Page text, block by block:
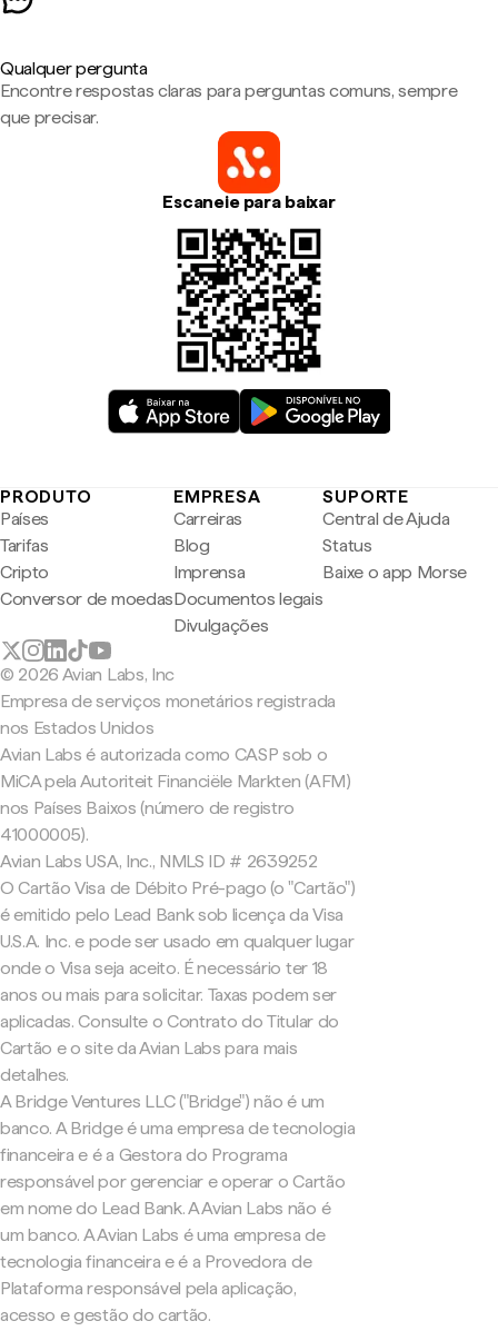
Qualquer pergunta
Encontre respostas claras para perguntas comuns, sempre
que precisar.
Escaneie para baixar
PRODUTO
Países
Tarifas
Cripto
Conversor de moedas
EMPRESA
Carreiras
Blog
Imprensa
Documentos legais
Divulgações
SUPORTE
Central de Ajuda
Status
Baixe o app Morse
© 2026 Avian Labs, Inc
Empresa de serviços monetários registrada
nos Estados Unidos
Avian Labs é autorizada como CASP sob o
MiCA pela Autoriteit Financiële Markten (AFM)
nos Países Baixos (número de registro
41000005).
Avian Labs USA, Inc., NMLS ID # 2639252
O Cartão Visa de Débito Pré-pago (o "Cartão")
é emitido pelo Lead Bank sob licença da Visa
U.S.A. Inc. e pode ser usado em qualquer lugar
onde o Visa seja aceito. É necessário ter 18
anos ou mais para solicitar. Taxas podem ser
aplicadas. Consulte o Contrato do Titular do
Cartão e o site da Avian Labs para mais
detalhes.
A Bridge Ventures LLC ("Bridge") não é um
banco. A Bridge é uma empresa de tecnologia
financeira e é a Gestora do Programa
responsável por gerenciar e operar o Cartão
em nome do Lead Bank. A Avian Labs não é
um banco. A Avian Labs é uma empresa de
tecnologia financeira e é a Provedora de
Plataforma responsável pela aplicação,
acesso e gestão do cartão.